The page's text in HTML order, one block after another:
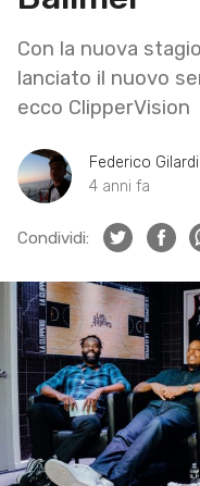
Con la nuova
lanciato il nuovo
ecco ClipperVision
Federico Gilardi
4 anni fa
Condividi: